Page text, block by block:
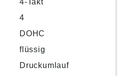
4
DOHC
flüssig
Druckumlauf